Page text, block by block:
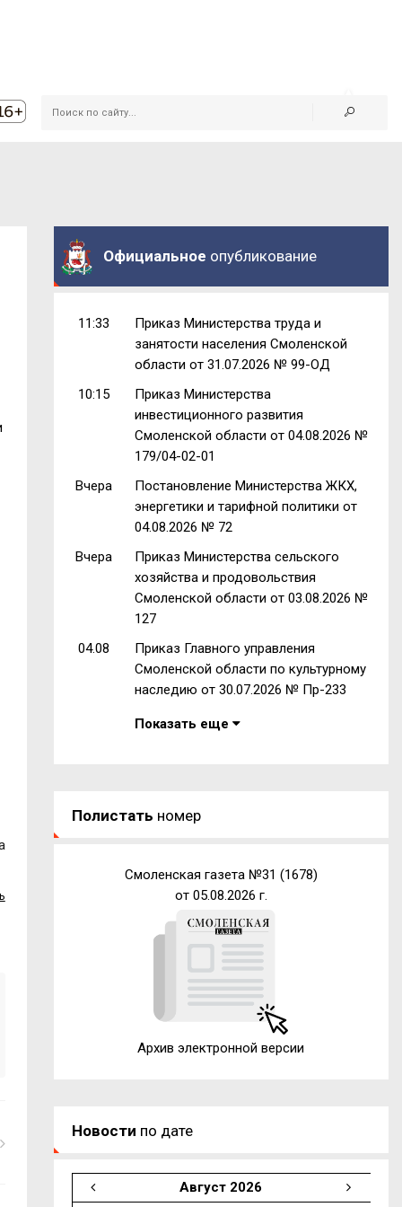
Официальное опубликование
11:33
Приказ Министерства труда и
занятости населения Смоленской
области от 31.07.2026 № 99-ОД
10:15
Приказ Министерства
инвестиционного развития
Смоленской области от 04.08.2026 №
179/04-02-01
Вчера
Постановление Министерства ЖКХ,
энергетики и тарифной политики от
04.08.2026 № 72
Вчера
Приказ Министерства сельского
хозяйства и продовольствия
Смоленской области от 03.08.2026 №
127
04.08
Приказ Главного управления
Смоленской области по культурному
наследию от 30.07.2026 № Пр-233
Показать еще
Полистать номер
Смоленская газета №31 (1678)
от 05.08.2026 г.
Архив электронной версии
Новости по дате
Август 2026